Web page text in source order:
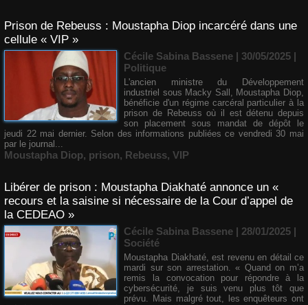
Prison de Rebeuss : Moustapha Diop incarcéré dans une
cellule « VIP »
Cécile Sabina Bassene | 30/05/2025 |
Politique
L'ancien ministre du Développement
industriel sous Macky Sall, Moustapha Diop,
bénéficie d'un régime carcéral particulier à la
prison de Rebeuss où il est détenu depuis
son placement sous mandat de dépôt le
jeudi 22 mai dernier. Selon des informations publiées ce vendredi 30 mai
par le journal...
Moustapha Diop, prison, Rebeuss, VIP
Libérer de prison : Moustapha Diakhaté annonce un «
recours et la saisine si nécessaire de la Cour d’appel de
la CEDEAO »
Cécile Sabina Bassene | 28/01/2025 |
Société
Moustapha Diakhaté, est revenu en détail ce
mardi sur son arrestation. « Quand on m’a
remis la convocation pour répondre à la
cybersécurité, je suis venu plus tôt que
prévu. Mais malgré tout, les enquêteurs ont